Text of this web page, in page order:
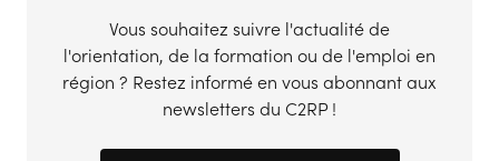
Vous souhaitez suivre l'actualité de
l'orientation, de la formation ou de l'emploi en
région ? Restez informé en vous abonnant aux
newsletters du C2RP !